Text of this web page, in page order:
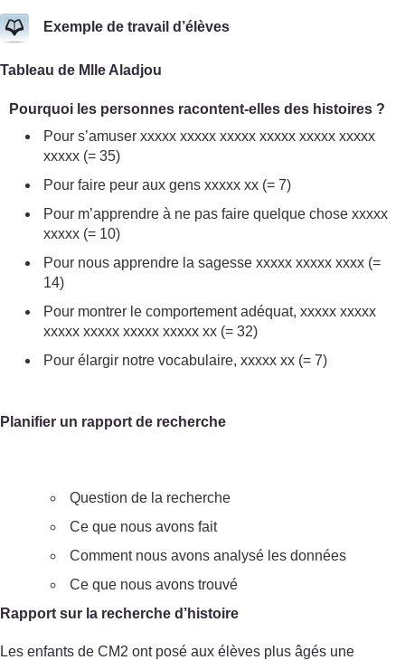
Exemple de travail d’élèves
Tableau de Mlle Aladjou
Pourquoi les personnes racontent-elles des histoires ?
Pour s’amuser xxxxx xxxxx xxxxx xxxxx xxxxx xxxxx
xxxxx (= 35)
Pour faire peur aux gens xxxxx xx (= 7)
Pour m’apprendre à ne pas faire quelque chose xxxxx
xxxxx (= 10)
Pour nous apprendre la sagesse xxxxx xxxxx xxxx (=
14)
Pour montrer le comportement adéquat, xxxxx xxxxx
xxxxx xxxxx xxxxx xxxxx xx (= 32)
Pour élargir notre vocabulaire, xxxxx xx (= 7)
Planifier un rapport de recherche
Question de la recherche
Ce que nous avons fait
Comment nous avons analysé les données
Ce que nous avons trouvé
Rapport sur la recherche d’histoire
Les enfants de CM2 ont posé aux élèves plus âgés une